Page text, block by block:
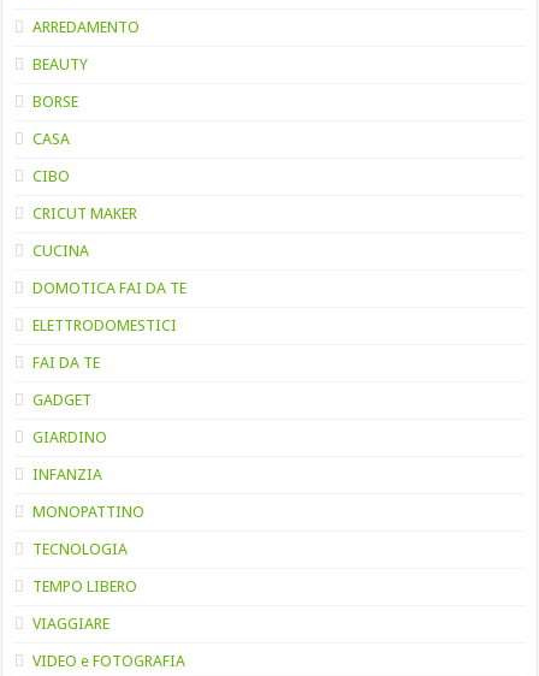
ARREDAMENTO
BEAUTY
BORSE
CASA
CIBO
CRICUT MAKER
CUCINA
DOMOTICA FAI DA TE
ELETTRODOMESTICI
FAI DA TE
GADGET
GIARDINO
INFANZIA
MONOPATTINO
TECNOLOGIA
TEMPO LIBERO
VIAGGIARE
VIDEO e FOTOGRAFIA